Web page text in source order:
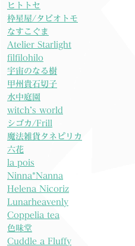
ヒトトセ
枠星屋/タビオトモ
なすこぐま
Atelier Starlight
filfilohilo
宇宙のなる樹
甲州貴石切子
水中庭園
witch’s world
シゴカ/Frill
魔法雑貨タネピリカ
六花
la pois
Ninna*Nanna
Helena Nicoriz
Lunarheavenly
Coppelia tea
色味堂
Cuddle a Fluffy